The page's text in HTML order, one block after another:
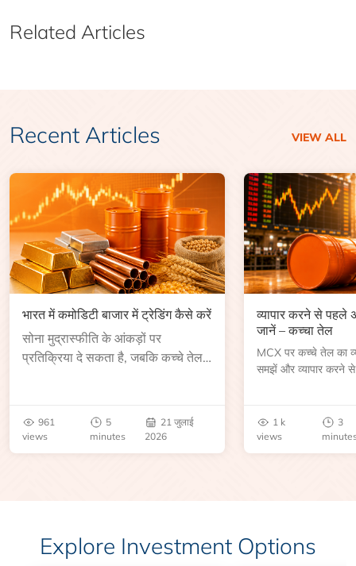
Related Articles
Recent Articles VIEW ALL
भारत में कमोडिटी बाजार में ट्रेडिंग कैसे करें
सोना मुद्रास्फीति के आंकड़ों पर
प्रतिक्रिया दे सकता है, जबकि कच्चे तेल
961
views
5
minutes
21 जुलाई
2026
व्यापार करने से पहले
जानें – कच्चा तेल
MCX पर कच्चे तेल का
समझें और व्यापार करने
जानें।1 k
views
3
Explore Investment Options